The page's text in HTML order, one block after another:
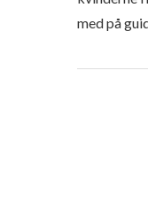
med på